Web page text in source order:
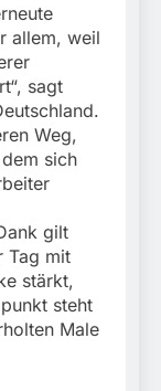
allem, weil
sagt
Weg,
sich
gilt
Tag mit
stärkt,
steht
Male